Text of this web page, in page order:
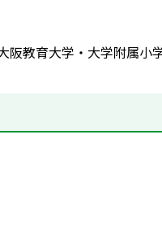
阪教育大学・大学附属